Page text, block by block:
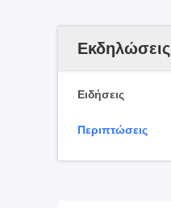
Εκδηλώσεις
Ειδήσεις
Περιπτώσεις